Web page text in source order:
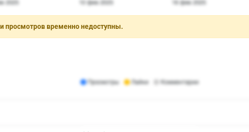
просмотров временно недоступны.